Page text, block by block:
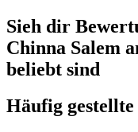
Sieh dir
Chinna Salem
beliebt sind
Häufig